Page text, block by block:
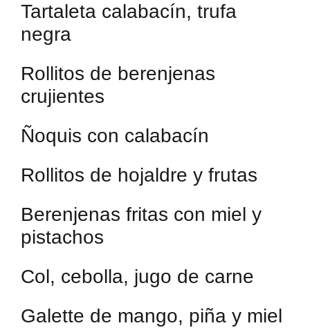
Tartaleta calabacín, trufa
negra
Rollitos de berenjenas
crujientes
Ñoquis con calabacín
Rollitos de hojaldre y frutas
Berenjenas fritas con miel y
pistachos
Col, cebolla, jugo de carne
Galette de mango, piña y miel